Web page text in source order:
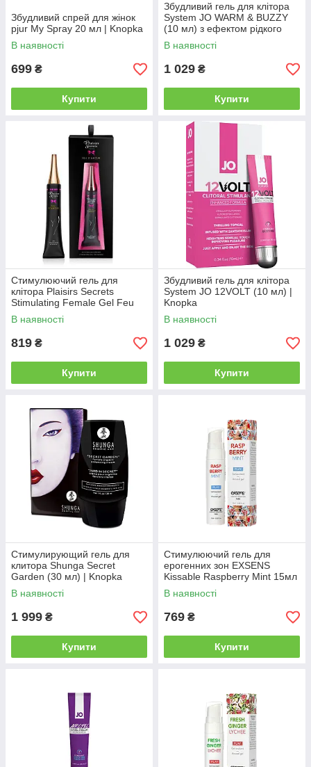
Збудливий спрей для жінок
pjur My Spray 20 мл | Knopka
В наявності
699 ₴
Купити
Збудливий гель для клітора
System JO WARM & BUZZY
(10 мл) з ефектом рідкого
вібратора | Knopka
В наявності
1 029 ₴
Купити
Стимулюючий гель для
клітора Plaisirs Secrets
Stimulating Female Gel Feu
Damour (30 мл) | Knopka
В наявності
819 ₴
Купити
Збудливий гель для клітора
System JO 12VOLT (10 мл) |
Knopka
В наявності
1 029 ₴
Купити
Стимулирующий гель для
клитора Shunga Secret
Garden (30 мл) | Knopka
В наявності
1 999 ₴
Купити
Стимулюючий гель для
ерогенних зон EXSENS
Kissable Raspberry Mint 15мл
| Knopka
В наявності
769 ₴
Купити